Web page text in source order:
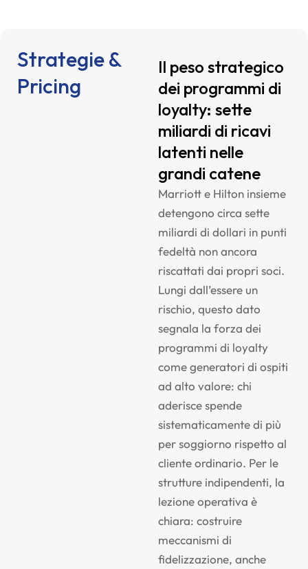
Strategie &
Pricing
Il peso strategico
dei programmi di
loyalty: sette
miliardi di ricavi
latenti nelle
grandi catene
Marriott e Hilton insieme
detengono circa sette
miliardi di dollari in punti
fedeltà non ancora
riscattati dai propri soci.
Lungi dall’essere un
rischio, questo dato
segnala la forza dei
programmi di loyalty
come generatori di ospiti
ad alto valore: chi
aderisce spende
sistematicamente di più
per soggiorno rispetto al
cliente ordinario. Per le
strutture indipendenti, la
lezione operativa è
chiara: costruire
meccanismi di
fidelizzazione, anche